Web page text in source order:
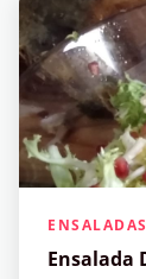
ENSALADAS
Ensalada